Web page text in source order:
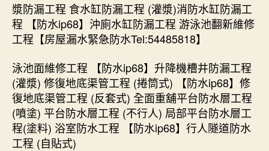
漿防漏工程 食水缸防漏工程 (灌漿)消防水缸防漏工
程 【防水ip68】沖廁水缸防漏工程 游泳池翻新維修
工程【房屋漏水緊急防水Tel:54485818】
泳池面維修工程 【防水ip68】升降機槽井防漏工程
(灌漿) 修復地底渠管工程 (捲筒式) 【防水ip68】修
復地底渠管工程 (反套式) 全面重舖平台防水層工程
(噴塗) 平台防水層工程 (不行人) 局部平台防水層工
程(塗料) 浴室防水工程 【防水ip68】行人隧道防水
工程 (自貼式)